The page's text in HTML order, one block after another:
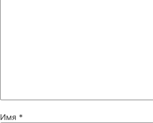
Имя *